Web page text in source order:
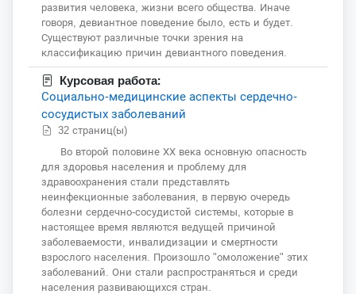
развития человека, жизни всего общества. Иначе
говоря, девиантное поведение было, есть и будет.
Существуют различные точки зрения на
классификацию причин девиантного поведения.
Курсовая работа:
Социально-медицинские аспекты сердечно-
сосудистых заболеваний
32 страниц(ы)
Во второй половине ХХ века основную опасность
для здоровья населения и проблему для
здравоохранения стали представлять
неинфекционные заболевания, в первую очередь
болезни сердечно-сосудистой системы, которые в
настоящее время являются ведущей причиной
заболеваемости, инвалидизации и смертности
взрослого населения. Произошло "омоложение" этих
заболеваний. Они стали распространяться и среди
населения развивающихся стран.